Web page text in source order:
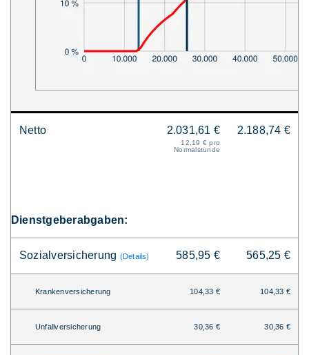
Netto 2.031,61 €
12,19 € pro
Normalstunde
2.188,74 €
Dienstgeberabgaben:
Sozialversicherung (Details) 585,95 € 565,25 €
Krankenversicherung 104,33 € 104,33 €
Unfallversicherung 30,36 € 30,36 €